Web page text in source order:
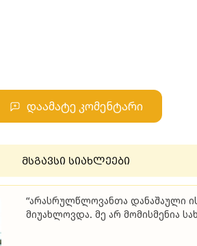
დაამატე კომენტარი
მსგავსი სიახლეები
“არას­რულ­წლო­ვან­თა და­ნა­შა­უ­ლი ის­ტო­რი­ულ მაქ­სი­მუმს
მი­უ­ახ­ლოვ­და. მე არ მო­მის­მე­ნია სა­ხელ­მწი­ფოს­გან არც